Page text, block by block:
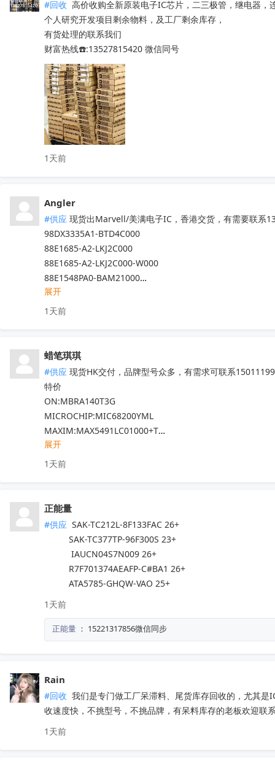
#回收 高价收购全新原装电子IC芯片，二三极管，继电器，
个人研究开发项目剩余物料，及工厂剩余库存，
有货处理的联系我们
财富热线☎️:13527815420 微信同号
1天前
Angler
#供应 现货出Marvell/美满电子IC，香港交货，有需要联系
98DX3335A1-BTD4C000
88E1685-A2-LKJ2C000
88E1685-A2-LKJ2C000-W000
88E1548PA0-BAM21000
……
专营Marvell十八年，300+库存料号，其它Marvell的料发料
展开
1天前
蜡笔琪琪
#供应 现货HK交付，品牌型号众多，有需求可联系
特价
ON:MBRA140T3G
MICROCHIP:MIC68200YML
MAXIM:MAX5491LC01000+T
ADI:ADP7182AUJZ-R7
其他PN可沟通确认
展开
1天前
正能量
#供应 SAK-TC212L-8F133FAC 26+
          ATA5785-GHQW-VAO 25+
1天前
正能量 ： 15221317856微信同步
Rain
#回收 我们是专门做工厂呆滞料、尾货库存回收的，尤其
收速度快，不挑型号，不挑品牌，有呆料库存的老板欢迎联
1天前